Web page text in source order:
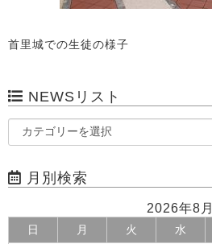
首里城での生徒の様子
NEWSリスト
月別検索
2026年8月
日 月 火 水